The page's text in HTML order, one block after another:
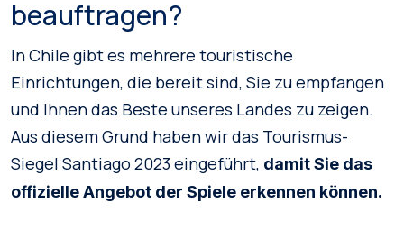
beauftragen?
In Chile gibt es mehrere touristische
Einrichtungen, die bereit sind, Sie zu empfangen
und Ihnen das Beste unseres Landes zu zeigen.
Aus diesem Grund haben wir das Tourismus-
Siegel Santiago 2023 eingeführt, damit Sie das
offizielle Angebot der Spiele erkennen können.